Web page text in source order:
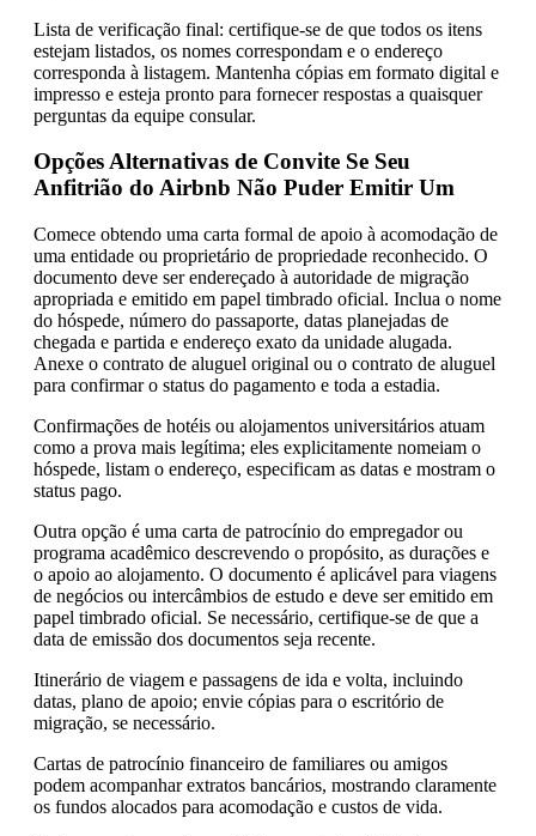
Lista de verificação final: certifique-se de que todos os itens
estejam listados, os nomes correspondam e o endereço
corresponda à listagem. Mantenha cópias em formato digital e
impresso e esteja pronto para fornecer respostas a quaisquer
perguntas da equipe consular.
Opções Alternativas de Convite Se Seu
Anfitrião do Airbnb Não Puder Emitir Um
Comece obtendo uma carta formal de apoio à acomodação de
uma entidade ou proprietário de propriedade reconhecido. O
documento deve ser endereçado à autoridade de migração
apropriada e emitido em papel timbrado oficial. Inclua o nome
do hóspede, número do passaporte, datas planejadas de
chegada e partida e endereço exato da unidade alugada.
Anexe o contrato de aluguel original ou o contrato de aluguel
para confirmar o status do pagamento e toda a estadia.
Confirmações de hotéis ou alojamentos universitários atuam
como a prova mais legítima; eles explicitamente nomeiam o
hóspede, listam o endereço, especificam as datas e mostram o
status pago.
Outra opção é uma carta de patrocínio do empregador ou
programa acadêmico descrevendo o propósito, as durações e
o apoio ao alojamento. O documento é aplicável para viagens
de negócios ou intercâmbios de estudo e deve ser emitido em
papel timbrado oficial. Se necessário, certifique-se de que a
data de emissão dos documentos seja recente.
Itinerário de viagem e passagens de ida e volta, incluindo
datas, plano de apoio; envie cópias para o escritório de
migração, se necessário.
Cartas de patrocínio financeiro de familiares ou amigos
podem acompanhar extratos bancários, mostrando claramente
os fundos alocados para acomodação e custos de vida.